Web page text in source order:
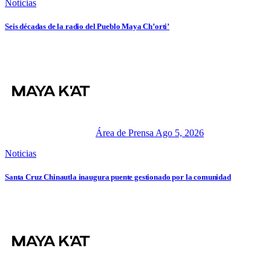
Noticias
Seis décadas de la radio del Pueblo Maya Ch’orti’
Área de Prensa Ago 5, 2026
Noticias
Santa Cruz Chinautla inaugura puente gestionado por la comunidad